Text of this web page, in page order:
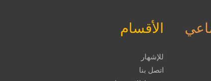
الأقسام
للإشهار
اتصل بنا